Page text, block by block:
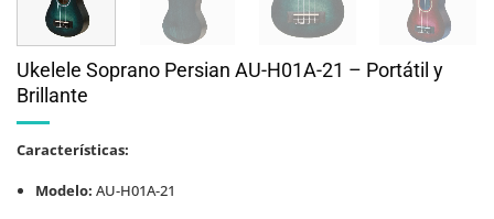
Ukelele Soprano Persian AU-H01A-21 – Portátil y
Brillante
Características:
Modelo: AU-H01A-21